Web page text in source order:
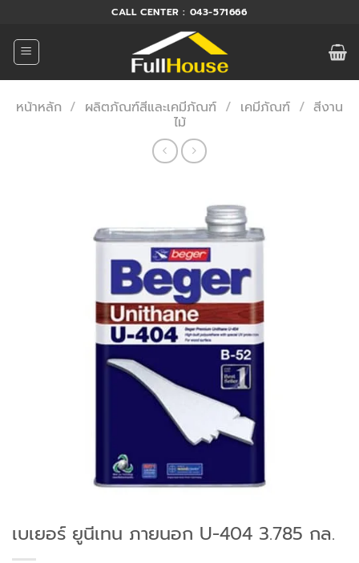
ยัง
เนื้อหา
CALL CENTER : 043-571666
หน้าหลัก / ผลิตภัณฑ์สีและเคมีภัณฑ์ / เคมีภัณฑ์ / สีงาน
ไม้
เบเยอร์ ยูนีเทน ภายนอก U-404 3.785 กล.